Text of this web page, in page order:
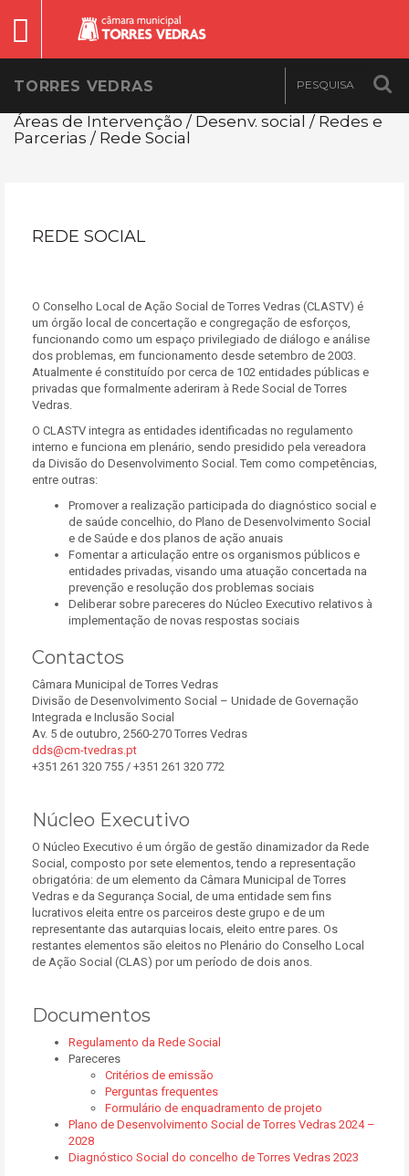
TORRES VEDRAS
Áreas de Intervenção / Desenv. social / Redes e
Parcerias / Rede Social
REDE SOCIAL
O Conselho Local de Ação Social de Torres Vedras (CLASTV) é
um órgão local de concertação e congregação de esforços,
funcionando como um espaço privilegiado de diálogo e análise
dos problemas, em funcionamento desde setembro de 2003.
Atualmente é constituído por cerca de 102 entidades públicas e
privadas que formalmente aderiram à Rede Social de Torres
Vedras.
O CLASTV integra as entidades identificadas no regulamento
interno e funciona em plenário, sendo presidido pela vereadora
da Divisão do Desenvolvimento Social. Tem como competências,
entre outras:
Promover a realização participada do diagnóstico social e
de saúde concelhio, do Plano de Desenvolvimento Social
e de Saúde e dos planos de ação anuais
Fomentar a articulação entre os organismos públicos e
entidades privadas, visando uma atuação concertada na
prevenção e resolução dos problemas sociais
Deliberar sobre pareceres do Núcleo Executivo relativos à
implementação de novas respostas sociais
Contactos
Câmara Municipal de Torres Vedras
Divisão de Desenvolvimento Social – Unidade de Governação
Integrada e Inclusão Social
Av. 5 de outubro, 2560-270 Torres Vedras
dds@cm-tvedras.pt
+351 261 320 755 / +351 261 320 772
Núcleo Executivo
O Núcleo Executivo é um órgão de gestão dinamizador da Rede
Social, composto por sete elementos, tendo a representação
obrigatória: de um elemento da Câmara Municipal de Torres
Vedras e da Segurança Social, de uma entidade sem fins
lucrativos eleita entre os parceiros deste grupo e de um
representante das autarquias locais, eleito entre pares. Os
restantes elementos são eleitos no Plenário do Conselho Local
de Ação Social (CLAS) por um período de dois anos.
Documentos
Regulamento da Rede Social
Pareceres
Critérios de emissão
Perguntas frequentes
Formulário de enquadramento de projeto
Plano de Desenvolvimento Social de Torres Vedras 2024 –
2028
Diagnóstico Social do concelho de Torres Vedras 2023